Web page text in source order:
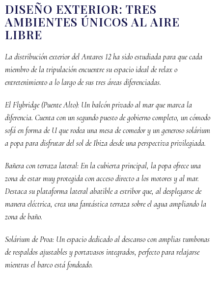
DISEÑO EXTERIOR: TRES
AMBIENTES ÚNICOS AL AIRE
LIBRE
La distribución exterior del Antares 12 ha sido estudiada para que cada
miembro de la tripulación encuentre su espacio ideal de relax o
entretenimiento a lo largo de sus tres áreas diferenciadas.
El Flybridge (Puente Alto): Un balcón privado al mar que marca la
diferencia. Cuenta con un segundo puesto de gobierno completo, un cómodo
sofá en forma de U que rodea una mesa de comedor y un generoso solárium
a popa para disfrutar del sol de Ibiza desde una perspectiva privilegiada.
Bañera con terraza lateral: En la cubierta principal, la popa ofrece una
zona de estar muy protegida con acceso directo a los motores y al mar.
Destaca su plataforma lateral abatible a estribor que, al desplegarse de
manera eléctrica, crea una fantástica terraza sobre el agua ampliando la
zona de baño.
Solárium de Proa: Un espacio dedicado al descanso con amplias tumbonas
de respaldos ajustables y portavasos integrados, perfecto para relajarse
mientras el barco está fondeado.